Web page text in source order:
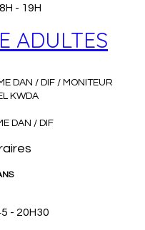
- 19H
ADULTES
DAN / DIF / MONITEUR
KWDA
DAN / DIF
- 20H30